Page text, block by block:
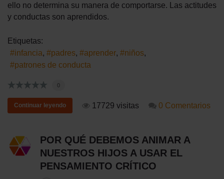
ello no determina su manera de comportarse. Las actitudes
y conductas son aprendidos.
Etiquetas:
infancia
padres aprender
niños
patrones de conducta
0
Continuar leyendo 17729 visitas 0 Comentarios
POR QUÉ DEBEMOS ANIMAR A
NUESTROS HIJOS A USAR EL
PENSAMIENTO CRÍTICO